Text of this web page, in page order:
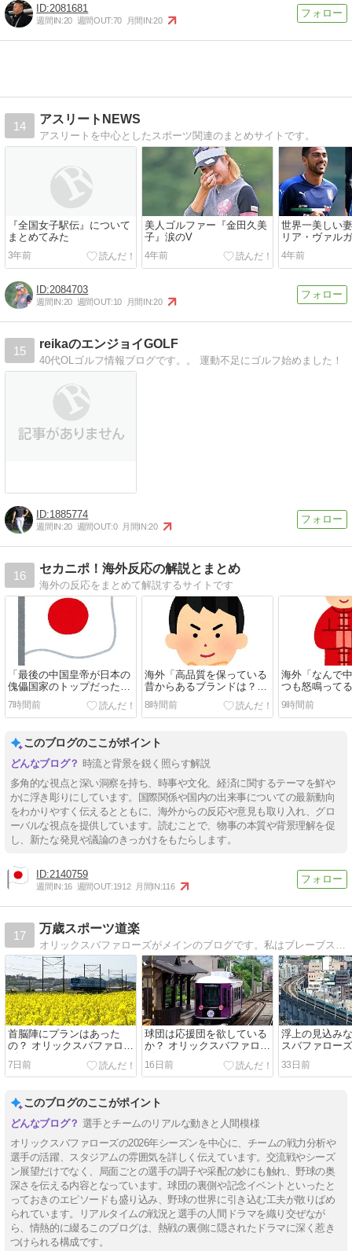
2081681
週間IN:20 週間OUT:70 月間IN:20
14
アスリートNEWS
アスリートを中心としたスポーツ関連のまとめサイトです。
『全国女子駅伝』について
まとめてみた
3年前
美人ゴルファー『金田久美
子』涙のV
4年前
世界一美しい
リア・ヴァル
ぎる
4年前
2084703
週間IN:20 週間OUT:10 月間IN:20
15
reikaのエンジョイGOLF
40代OLゴルフ情報ブログです。。 運動不足にゴルフ始めました！
1885774
週間IN:20 週間OUT:0 月間IN:20
16
セカニポ！海外反応の解説とまとめ
海外の反応をまとめて解説するサイトです
「最後の中国皇帝が日本の
傀儡国家のトップだったな
んて・・・（笑）」【海外
の反応】
7時間前
海外「高品質を保っている
昔からあるブランドは？」
もちろんあの日本の企業
も・・・？【海外の反応】
8時間前
海外「なんで
つも怒鳴って
か日本人のこ
者も現る(?)【
9時間前
このブログのここがポイント
時流と背景を鋭く照らす解説
多角的な視点と深い洞察を持ち、時事や文化、経済に関するテーマを鮮や
かに浮き彫りにしています。国際関係や国内の出来事についての最新動向
をわかりやすく伝えるとともに、海外からの反応や意見も取り入れ、グロ
ーバルな視点を提供しています。読むことで、物事の本質や背景理解を促
し、新たな発見や議論のきっかけをもたらします。
2140759
週間IN:16 週間OUT:1912 月間IN:116
17
万歳スポーツ道楽
首脳陣にプランはあった
の？ オリックスバファロー
ズ2026
7日前
球団は応援団を欲している
か？ オリックスバファロー
ズ2026
16日前
浮上の見込み
スバファロー
33日前
このブログのここがポイント
選手とチームのリアルな動きと人間模様
オリックスバファローズの2026年シーズンを中心に、チームの戦力分析や
選手の活躍、スタジアムの雰囲気を詳しく伝えています。交流戦やシーズ
ン展望だけでなく、局面ごとの選手の調子や采配の妙にも触れ、野球の奥
深さを伝える内容となっています。球団の裏側や記念イベントといったと
っておきのエピソードも盛り込み、野球の世界に引き込む工夫が散りばめ
られています。リアルタイムの戦況と選手の人間ドラマを織り交ぜなが
ら、情熱的に綴るこのブログは、熱戦の裏側に隠されたドラマに深く惹き
つけられる構成です。